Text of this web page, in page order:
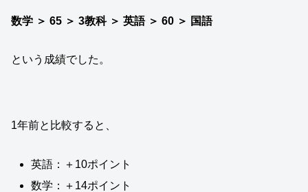
数学 ＞ 65 ＞ 3教科 ＞ 英語 ＞ 60 ＞ 国語
という成績でした。
1年前と比較すると、
英語：＋10ポイント
数学：＋14ポイント